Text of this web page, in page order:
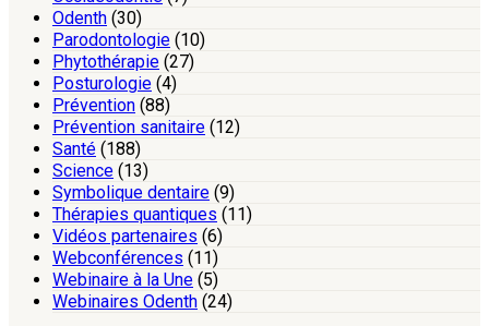
Odenth (30)
Parodontologie (10)
Phytothérapie (27)
Posturologie (4)
Prévention (88)
Prévention sanitaire (12)
Santé (188)
Science (13)
Symbolique dentaire (9)
Thérapies quantiques (11)
Vidéos partenaires (6)
Webconférences (11)
Webinaire à la Une (5)
Webinaires Odenth (24)